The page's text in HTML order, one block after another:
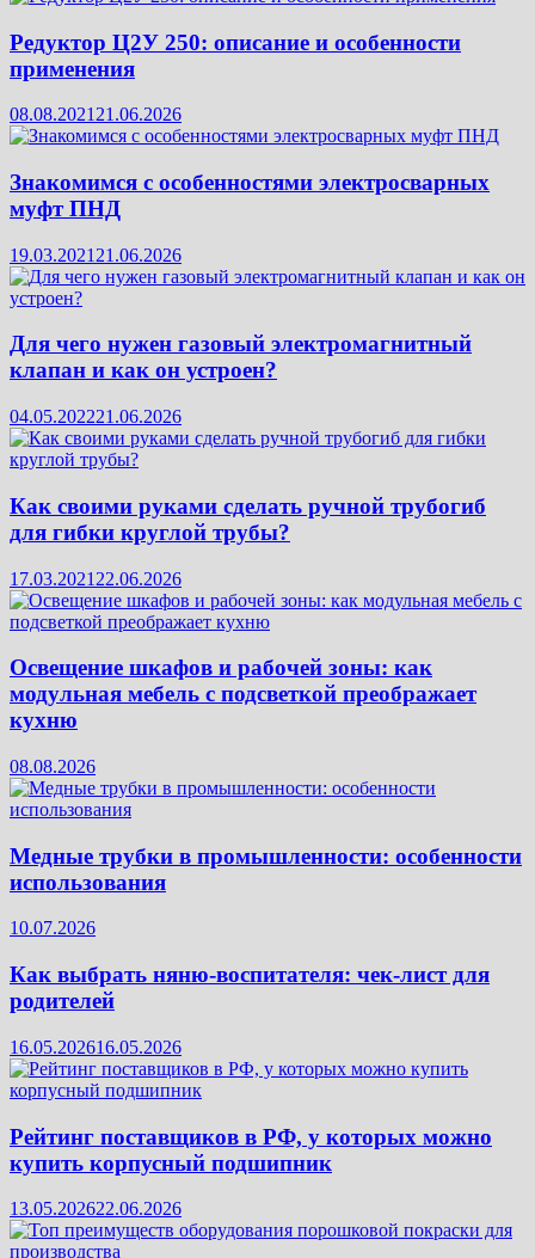
Редуктор Ц2У 250: описание и особенности
применения
08.08.2021 21.06.2026
Знакомимся с особенностями электросварных
муфт ПНД
19.03.2021 21.06.2026
Для чего нужен газовый электромагнитный
клапан и как он устроен?
04.05.202221.06.2026
Как своими руками сделать ручной трубогиб
для гибки круглой трубы?
17.03.2021 22.06.2026
Освещение шкафов и рабочей зоны: как
модульная мебель с подсветкой преображает
кухню
08.08.2026
Медные трубки в промышленности: особенности
использования
10.07.2026
Как выбрать няню-воспитателя: чек‑лист для
родителей
16.05.202616.05.2026
Рейтинг поставщиков в РФ, у которых можно
купить корпусный подшипник
13.05.202622.06.2026